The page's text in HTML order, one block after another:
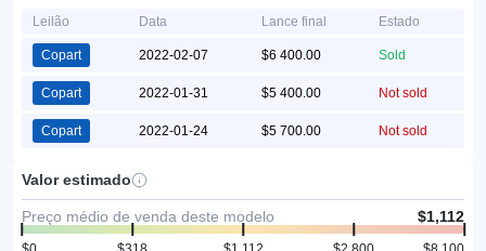
Leilão Data Lance final Estado
Copart 2022-02-07 $6 400.00 Sold
Copart 2022-01-31 $5 400.00 Not sold
Copart 2022-01-24 $5 700.00 Not sold
Valor estimado
Preço médio de venda deste modelo $1,112